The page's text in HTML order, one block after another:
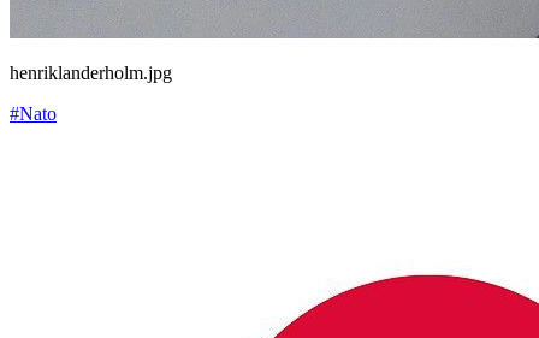
henriklanderholm.jpg
#Nato